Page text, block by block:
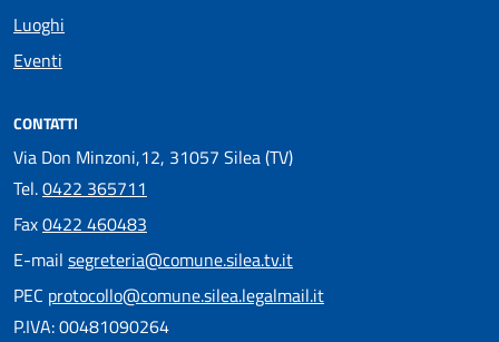
Luoghi
Eventi
CONTATTI
Via Don Minzoni,12, 31057 Silea (TV)
Tel.0422 365711
Fax0422 460483
E-mail segreteria@comune.silea.tv.it
PEC protocollo@comune.silea.legalmail.it
P.IVA: 00481090264